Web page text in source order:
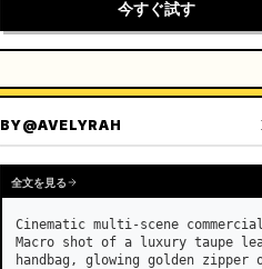
今すぐ試す
BY@AVELYRAH
全文を見る
Cinematic multi-scene
Macro shot of a luxury taupe
handbag, glowing golden zipper